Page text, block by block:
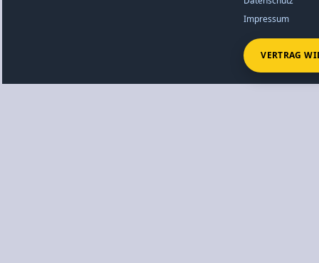
Impressum
VERTRAG